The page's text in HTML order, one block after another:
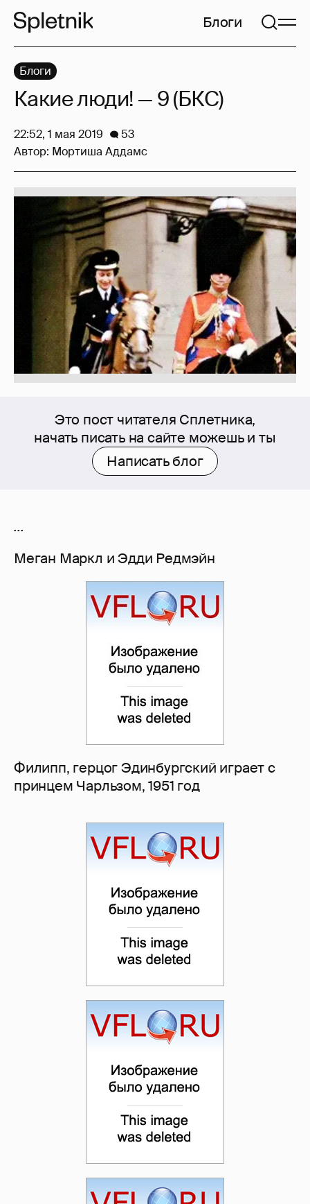
Блоги
Это пост читателя Сплетника,
начать писать на сайте можешь и ты
Написать блог
...
Меган Маркл и Эдди Редмэйн
Филипп, герцог Эдинбургский играет с
принцем Чарльзом, 1951 год
Блоги
Какие люди! — 9 (БКС)
22:52, 1 мая 2019
53
Автор: Мортиша Аддамс